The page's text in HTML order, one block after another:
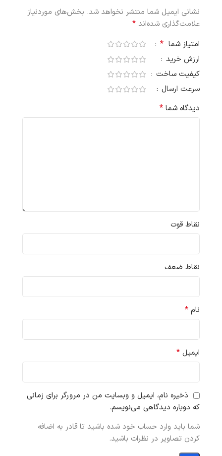
نشانی ایمیل شما منتشر نخواهد شد. بخش‌های موردنیاز
علامت‌گذاری شده‌اند *
امتیاز شما *
ارزش خرید
کیفیت ساخت
سرعت ارسال
دیدگاه شما *
نقاط قوت
نقاط ضعف
نام *
ایمیل *
ذخیره نام، ایمیل و وبسایت من در مرورگر برای زمانی
که دوباره دیدگاهی می‌نویسم.
شما باید وارد حساب خود شده باشید تا قادر به اضافه
کردن تصاویر در نظرات باشید.